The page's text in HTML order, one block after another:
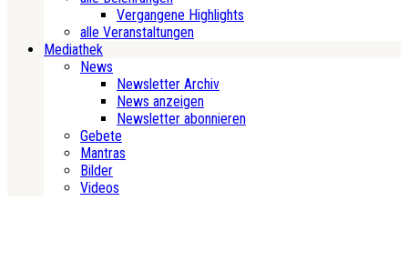
Vergangene Highlights
alle Veranstaltungen
Mediathek
News
Newsletter Archiv
News anzeigen
Newsletter abonnieren
Gebete
Mantras
Bilder
Videos